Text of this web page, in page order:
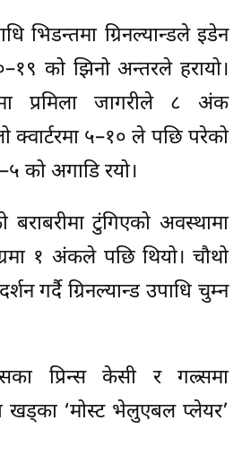
भिडन्तमा ग्रिनल्यान्डले इडेन
को झिनो अन्तरले हरायो।
प्रमिला जागरीले ८ अंक
क्वार्टरमा ५–१० ले पछि परेको
को अगाडि रयो।
बराबरीमा टुंगिएको अवस्थामा
१ अंकले पछि थियो। चौथो
गर्दै ग्रिनल्यान्ड उपाधि चुम्न
प्रिन्स केसी र गल्र्समा
खड्का ‘मोस्ट भेलुएबल प्लेयर’